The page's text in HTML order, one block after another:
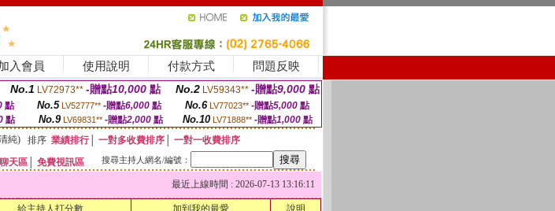
入會員 使用說明 付款方式 問題反映
No.1 LV72973** -贈點10,000 點 No.2 LV59343** -贈點9,000 點
點 No.5 LV52777** -贈點6,000點 No.6 LV77023** -贈點5,000點
點 No.9 LV69831** -贈點2,000點 No.10 LV71888** -贈點1,000 點
純) 排序 業績排行│ 一對多收費排序
一對一收費排序
天區 免費視訊區 搜尋主持人網名/編號：
最近上線時間 : 2026-07-13 13:16:11
給主持人打分數 加到我的最愛 說明